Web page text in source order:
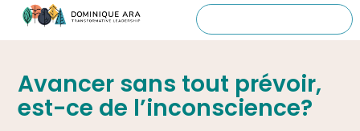
Avancer sans tout prévoir,
est-ce de l’inconscience?